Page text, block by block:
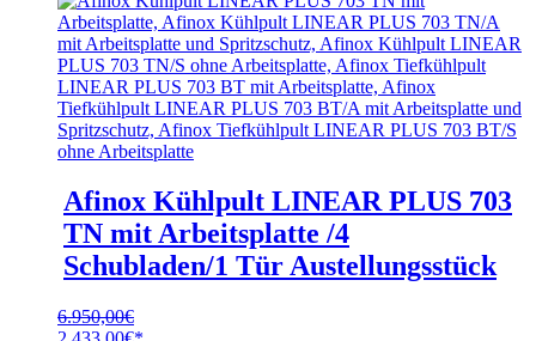
Afinox Kühlpult LINEAR PLUS 703
TN mit Arbeitsplatte /4
Schubladen/1 Tür Austellungsstück
6.950,00€